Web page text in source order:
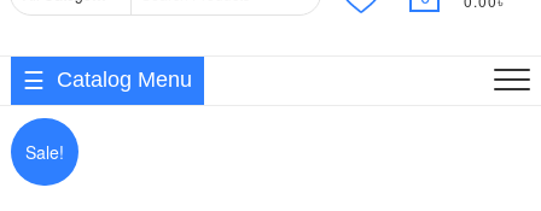
Catalog Menu
Sale!